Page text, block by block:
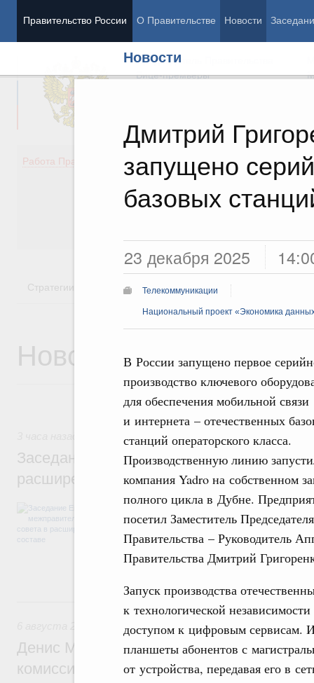
Правительство России О Правительстве Новости
Новости
Дмитрий
запущено
базовых
23 декабря 2025
Телекоммуникации
Национальный проект «Экономика
В России запущено первое
производство ключевого
для обеспечения мобильной связи
и интернета – отечественных
станций операторского класса.
Производственную линию
компания Yadro на собственном
полного цикла в Дубне.
посетил Заместитель Председателя
Правительства – Руководитель
Правительства Дмитрий
Запуск производства
к технологической
доступом к цифровым сервисам.
планшеты абонентов с
от устройства, передавая его в
Председатель Правительства
Вице-премьеры
Работа Правительства
Демография
Здоровье
Культура
Стратегии Государственные программы
Новости
Евразийский экономический союз.
Заседание Евразийского
расширенном составе
В повестке заседания актуальные задачи
числе совершенствование кооперации в
обеспечение продовольственной
железнодорожных перевозок,
Вчера
Общие вопросы промышленной политики
Денис Мантуров провёл заседание
комиссии по промышленности